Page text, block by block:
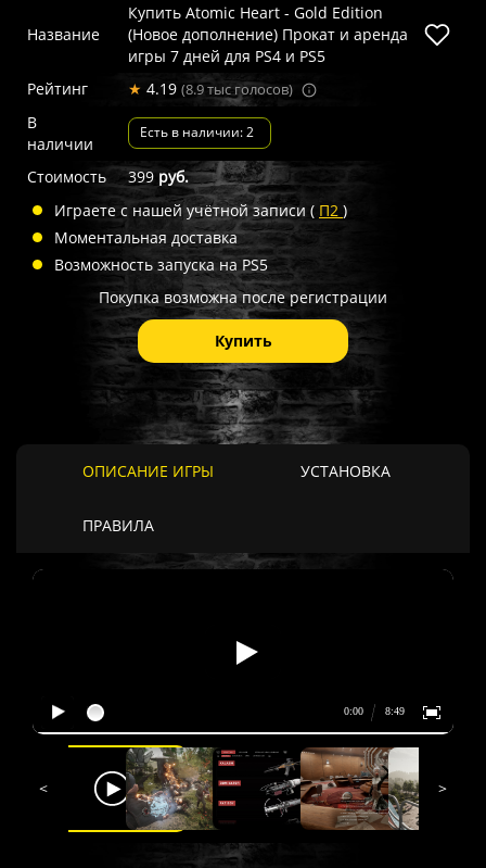
Название
Купить Atomic Heart - Gold Edition
(Новое дополнение) Прокат и аренда
игры 7 дней для PS4 и PS5
Рейтинг
★ 4.19 (8.9 тыс голосов)
В
наличии
Есть в наличии: 2
Стоимость 399 руб.
Играете с нашей учётной записи ( П2 )
Моментальная доставка
Возможность запуска на PS5
Покупка возможна после регистрации
Купить
ОПИСАНИЕ ИГРЫ УСТАНОВКА
ПРАВИЛА
< >